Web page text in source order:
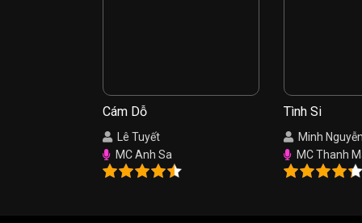
Cám Dỗ
Lê Tuyết
MC Anh Sa
Tình Si
Minh
MC Thanh